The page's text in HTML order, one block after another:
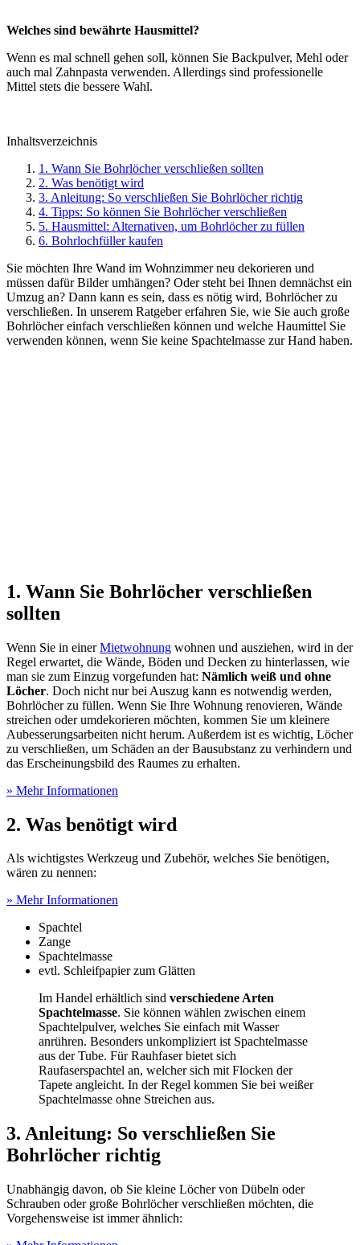
Welches sind bewährte Hausmittel?
Wenn es mal schnell gehen soll, können Sie Backpulver, Mehl oder
auch mal Zahnpasta verwenden. Allerdings sind professionelle
Mittel stets die bessere Wahl.
Inhaltsverzeichnis
1. Wann Sie Bohrlöcher verschließen sollten
2. Was benötigt wird
3. Anleitung: So verschließen Sie Bohrlöcher richtig
4. Tipps: So können Sie Bohrlöcher verschließen
5. Hausmittel: Alternativen, um Bohrlöcher zu füllen
6. Bohrlochfüller kaufen
Sie möchten Ihre Wand im Wohnzimmer neu dekorieren und
müssen dafür Bilder umhängen? Oder steht bei Ihnen demnächst ein
Umzug an? Dann kann es sein, dass es nötig wird, Bohrlöcher zu
verschließen. In unserem Ratgeber erfahren Sie, wie Sie auch große
Bohrlöcher einfach verschließen können und welche Haumittel Sie
verwenden können, wenn Sie keine Spachtelmasse zur Hand haben.
1. Wann Sie Bohrlöcher verschließen
sollten
Wenn Sie in einerMietwohnung wohnen und ausziehen, wird in der
Regel erwartet, die Wände, Böden und Decken zu hinterlassen, wie
man sie zum Einzug vorgefunden hat: Nämlich weiß und ohne
Löcher. Doch nicht nur bei Auszug kann es notwendig werden,
Bohrlöcher zu füllen. Wenn Sie Ihre Wohnung renovieren, Wände
streichen oder umdekorieren möchten, kommen Sie um kleinere
Aubesserungsarbeiten nicht herum. Außerdem ist es wichtig, Löcher
zu verschließen, um Schäden an der Bausubstanz zu verhindern und
das Erscheinungsbild des Raumes zu erhalten.
» Mehr Informationen
2. Was benötigt wird
Als wichtigstes Werkzeug und Zubehör, welches Sie benötigen,
wären zu nennen:
» Mehr Informationen
Spachtel
Zange
Spachtelmasse
evtl. Schleifpapier zum Glätten
Im Handel erhältlich sind verschiedene Arten
Spachtelmasse. Sie können wählen zwischen einem
Spachtelpulver, welches Sie einfach mit Wasser
anrühren. Besonders unkompliziert ist Spachtelmasse
aus der Tube. Für Rauhfaser bietet sich
Raufaserspachtel an, welcher sich mit Flocken der
Tapete angleicht. In der Regel kommen Sie bei weißer
Spachtelmasse ohne Streichen aus.
3. Anleitung: So verschließen Sie
Bohrlöcher richtig
Unabhängig davon, ob Sie kleine Löcher von Dübeln oder
Schrauben oder große Bohrlöcher verschließen möchten, die
Vorgehensweise ist immer ähnlich: